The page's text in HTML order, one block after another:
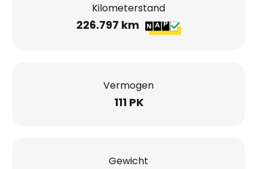
Kilometerstand
226.797 km
Vermogen
111 PK
Gewicht